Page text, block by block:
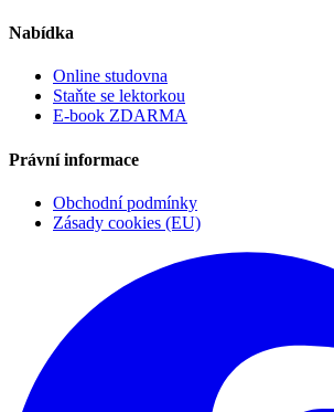
Nabídka
Online studovna
Staňte se lektorkou
E-book ZDARMA
Právní informace
Obchodní podmínky
Zásady cookies (EU)